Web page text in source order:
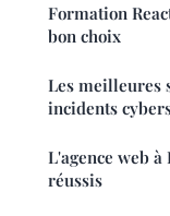
Formation
bon choix
Les meilleures
incidents
L'agence web
réussis